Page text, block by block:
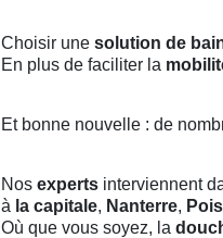
Choisir une solution de
En plus de faciliter la
Et bonne nouvelle : de
Nos experts interviennent
à la capitale, Nanterre,
Où que vous soyez, la